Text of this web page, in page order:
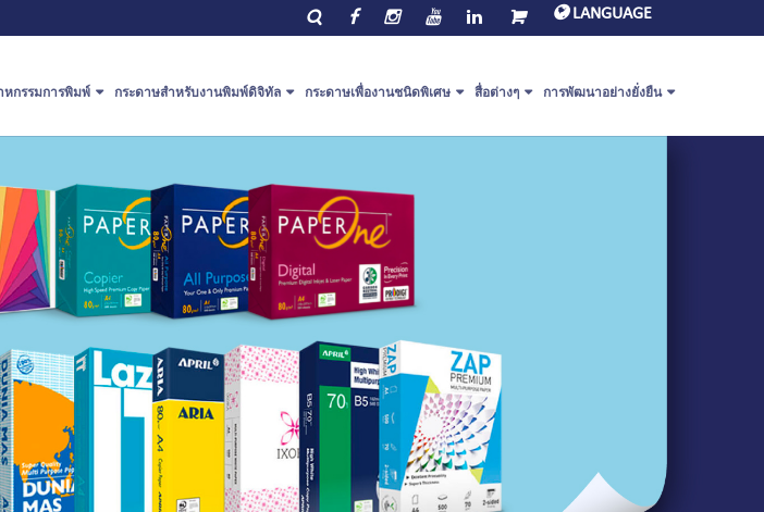
LANGUAGE
รรค์
พ
หกรรมการพิมพ์
หรับสิ่ง
รพิมพ์
รับลูกค้า
กระดาษสำหรับงานพิมพ์ดิจิทัล
กระดาษสำหรับงาน
พิมพ์ดิจิทัล
PaperOne™ Inkjet
PaperOne™ Laser
กระดาษเพื่องานชนิดพิเศษ
ประเภทของกระดาษเพื่องานชนิด
พิเศษ
PaperOne™ Script
PaperOne™ Bag
PaperOne™ Envelope
สื่อต่างๆ
วิดีโอคำรับรองจากลูกค้า
ดาวน์โหลด
การพัฒนาอย่างยั่งยืน